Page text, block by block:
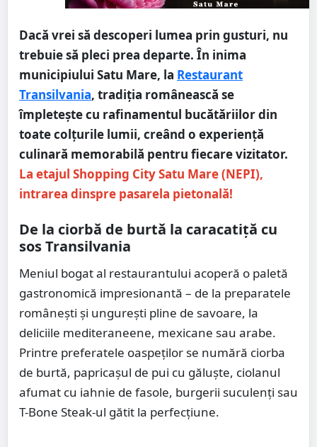
Dacă vrei să descoperi lumea prin gusturi, nu
trebuie să pleci prea departe. În inima
municipiului Satu Mare, la Restaurant
Transilvania, tradiția românească se
împletește cu rafinamentul bucătăriilor din
toate colțurile lumii, creând o experiență
culinară memorabilă pentru fiecare vizitator.
La etajul Shopping City Satu Mare (NEPI),
intrarea dinspre pasarela pietonală!
De la ciorbă de burtă la caracatiță cu
sos Transilvania
Meniul bogat al restaurantului acoperă o paletă
gastronomică impresionantă – de la preparatele
românești și ungurești pline de savoare, la
deliciile mediteraneene, mexicane sau arabe.
Printre preferatele oaspeților se numără ciorba
de burtă, papricașul de pui cu găluște, ciolanul
afumat cu iahnie de fasole, burgerii suculenți sau
T-Bone Steak-ul gătit la perfecțiune.